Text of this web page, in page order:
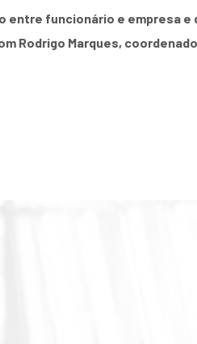
entre funcionário e empresa e
Rodrigo Marques,